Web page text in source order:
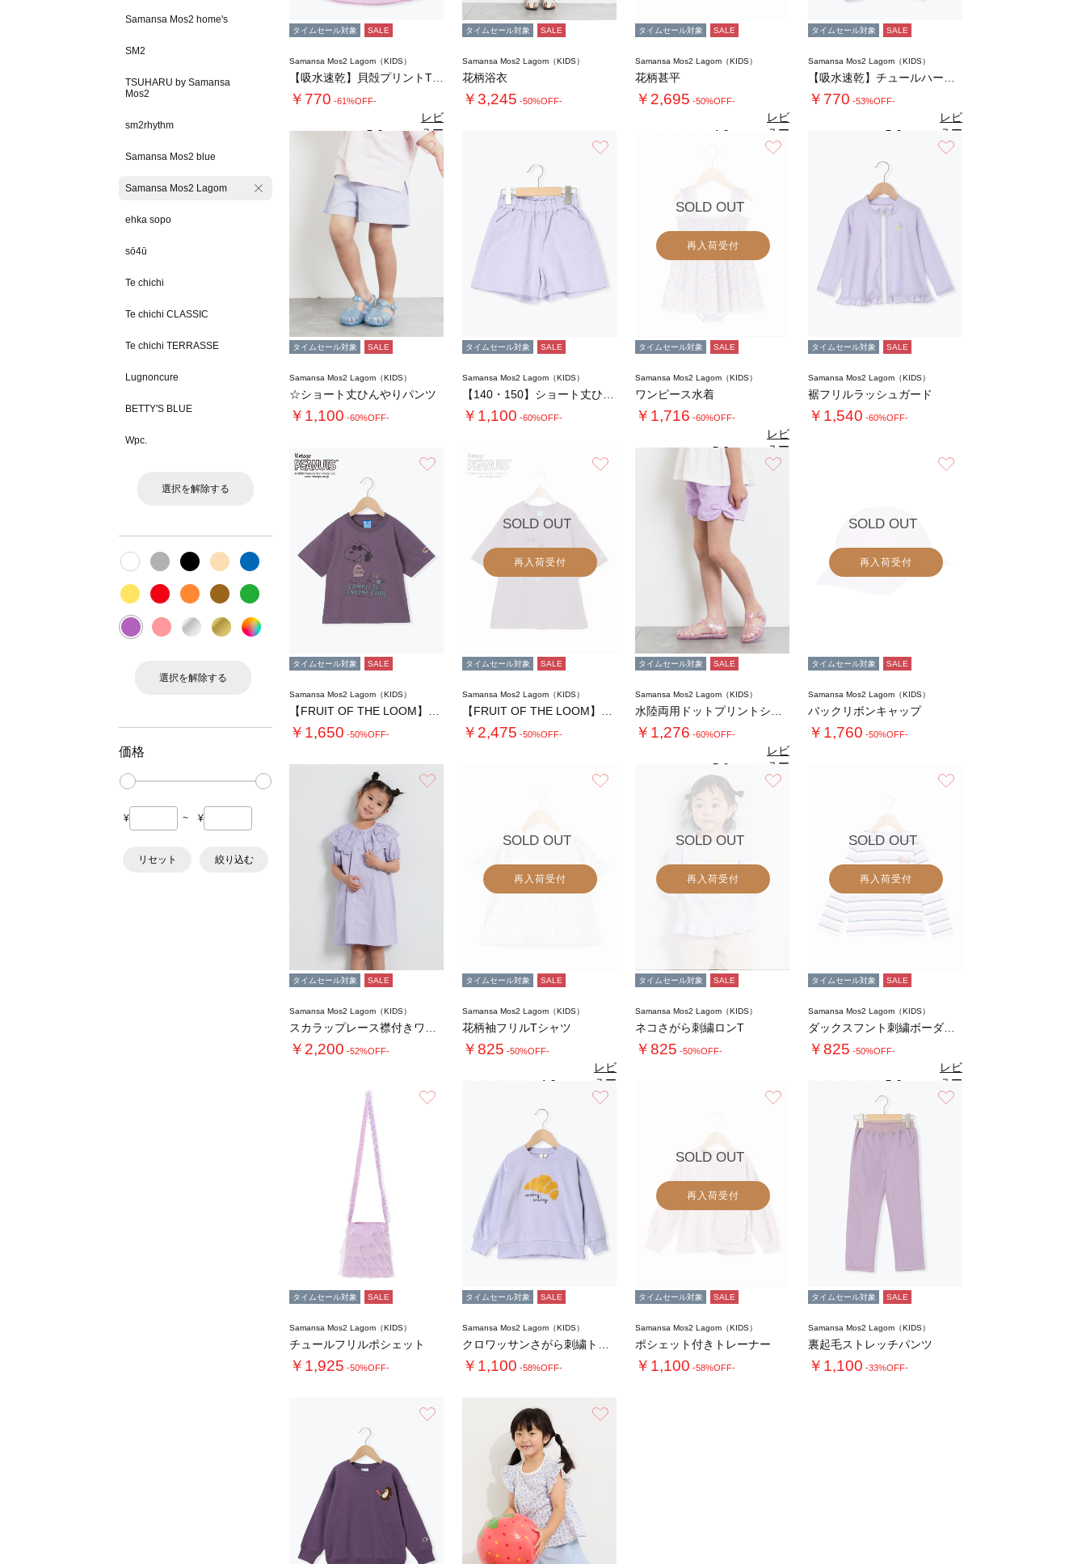
Samansa Mos2 home's
SM2
TSUHARU by Samansa
Mos2
sm2rhythm
Samansa Mos2 blue
Samansa Mos2 Lagom
ehka sopo
sō4ū
Te chichi
Te chichi CLASSIC
Te chichi TERRASSE
Lugnoncure
BETTY'S BLUE
Wpc.
選択を解除する
選択を解除する
価格
¥ ~ ¥
リセット 絞り込む
タイムセール対象 SALE
Samansa Mos2 Lagom（KIDS）
￥770 -61%OFF-
5.0（1）
レビ
ュー
を見
る
タイムセール対象 SALE
Samansa Mos2 Lagom（KIDS）
花柄浴衣
￥3,245 -50%OFF-
タイムセール対象 SALE
Samansa Mos2 Lagom（KIDS）
花柄甚平
￥2,695 -50%OFF-
4.0
レビ
ュー
を見
る
タイムセール対象 SALE
Samansa Mos2 Lagom（KIDS）
￥770 -53%OFF-
5.0
レビ
ュー
を見
る
お気に入り
タイムセール対象 SALE
Samansa Mos2 Lagom（KIDS）
☆ショート丈ひんやりパンツ
￥1,100 -60%OFF-
タイムセール対象 SALE
Samansa Mos2 Lagom（KIDS）
￥1,100 -60%OFF-
SOLD OUT
再入荷受付
タイムセール対象 SALE
Samansa Mos2 Lagom（KIDS）
ワンピース水着
￥1,716 -60%OFF-
5.0（1）
レビ
ュー
を見
る
タイムセール対象 SALE
Samansa Mos2 Lagom（KIDS）
裾フリルラッシュガード
￥1,540 -60%OFF-
お気に入り
タイムセール対象 SALE
Samansa Mos2 Lagom（KIDS）
￥1,650 -50%OFF-
SOLD OUT
再入荷受付
タイムセール対象 SALE
Samansa Mos2 Lagom（KIDS）
￥2,475 -50%OFF-
タイムセール対象 SALE
Samansa Mos2 Lagom（KIDS）
￥1,276 -60%OFF-
5.0
レビ
ュー
を見
る
SOLD OUT
再入荷受付
タイムセール対象 SALE
Samansa Mos2 Lagom（KIDS）
バックリボンキャップ
￥1,760 -50%OFF-
タイムセール対象 SALE
Samansa Mos2 Lagom（KIDS）
￥2,200 -52%OFF-
SOLD OUT
再入荷受付
タイムセール対象 SALE
Samansa Mos2 Lagom（KIDS）
花柄袖フリルTシャツ
￥825 -50%OFF-
4.0
レビ
ュー
を見
る
SOLD OUT
再入荷受付
タイムセール対象 SALE
Samansa Mos2 Lagom（KIDS）
ネコさがら刺繍ロンT
￥825 -50%OFF-
SOLD OUT
再入荷受付
タイムセール対象 SALE
Samansa Mos2 Lagom（KIDS）
￥825 -50%OFF-
5.0
レビ
ュー
を見
る
タイムセール対象 SALE
Samansa Mos2 Lagom（KIDS）
チュールフリルポシェット
￥1,925 -50%OFF-
タイムセール対象 SALE
Samansa Mos2 Lagom（KIDS）
￥1,100 -58%OFF-
SOLD OUT
再入荷受付
タイムセール対象 SALE
Samansa Mos2 Lagom（KIDS）
ポシェット付きトレーナー
￥1,100 -58%OFF-
タイムセール対象 SALE
Samansa Mos2 Lagom（KIDS）
裏起毛ストレッチパンツ
￥1,100 -33%OFF-